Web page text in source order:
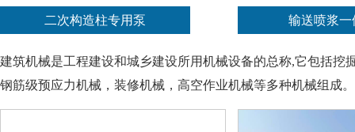
二次构造柱专用泵 输送喷浆一
建筑机械是工程建设和城乡建设所用机械设备的总称,它包括
钢筋级预应力机械，装修机械，高空作业机械等多种机械组成。